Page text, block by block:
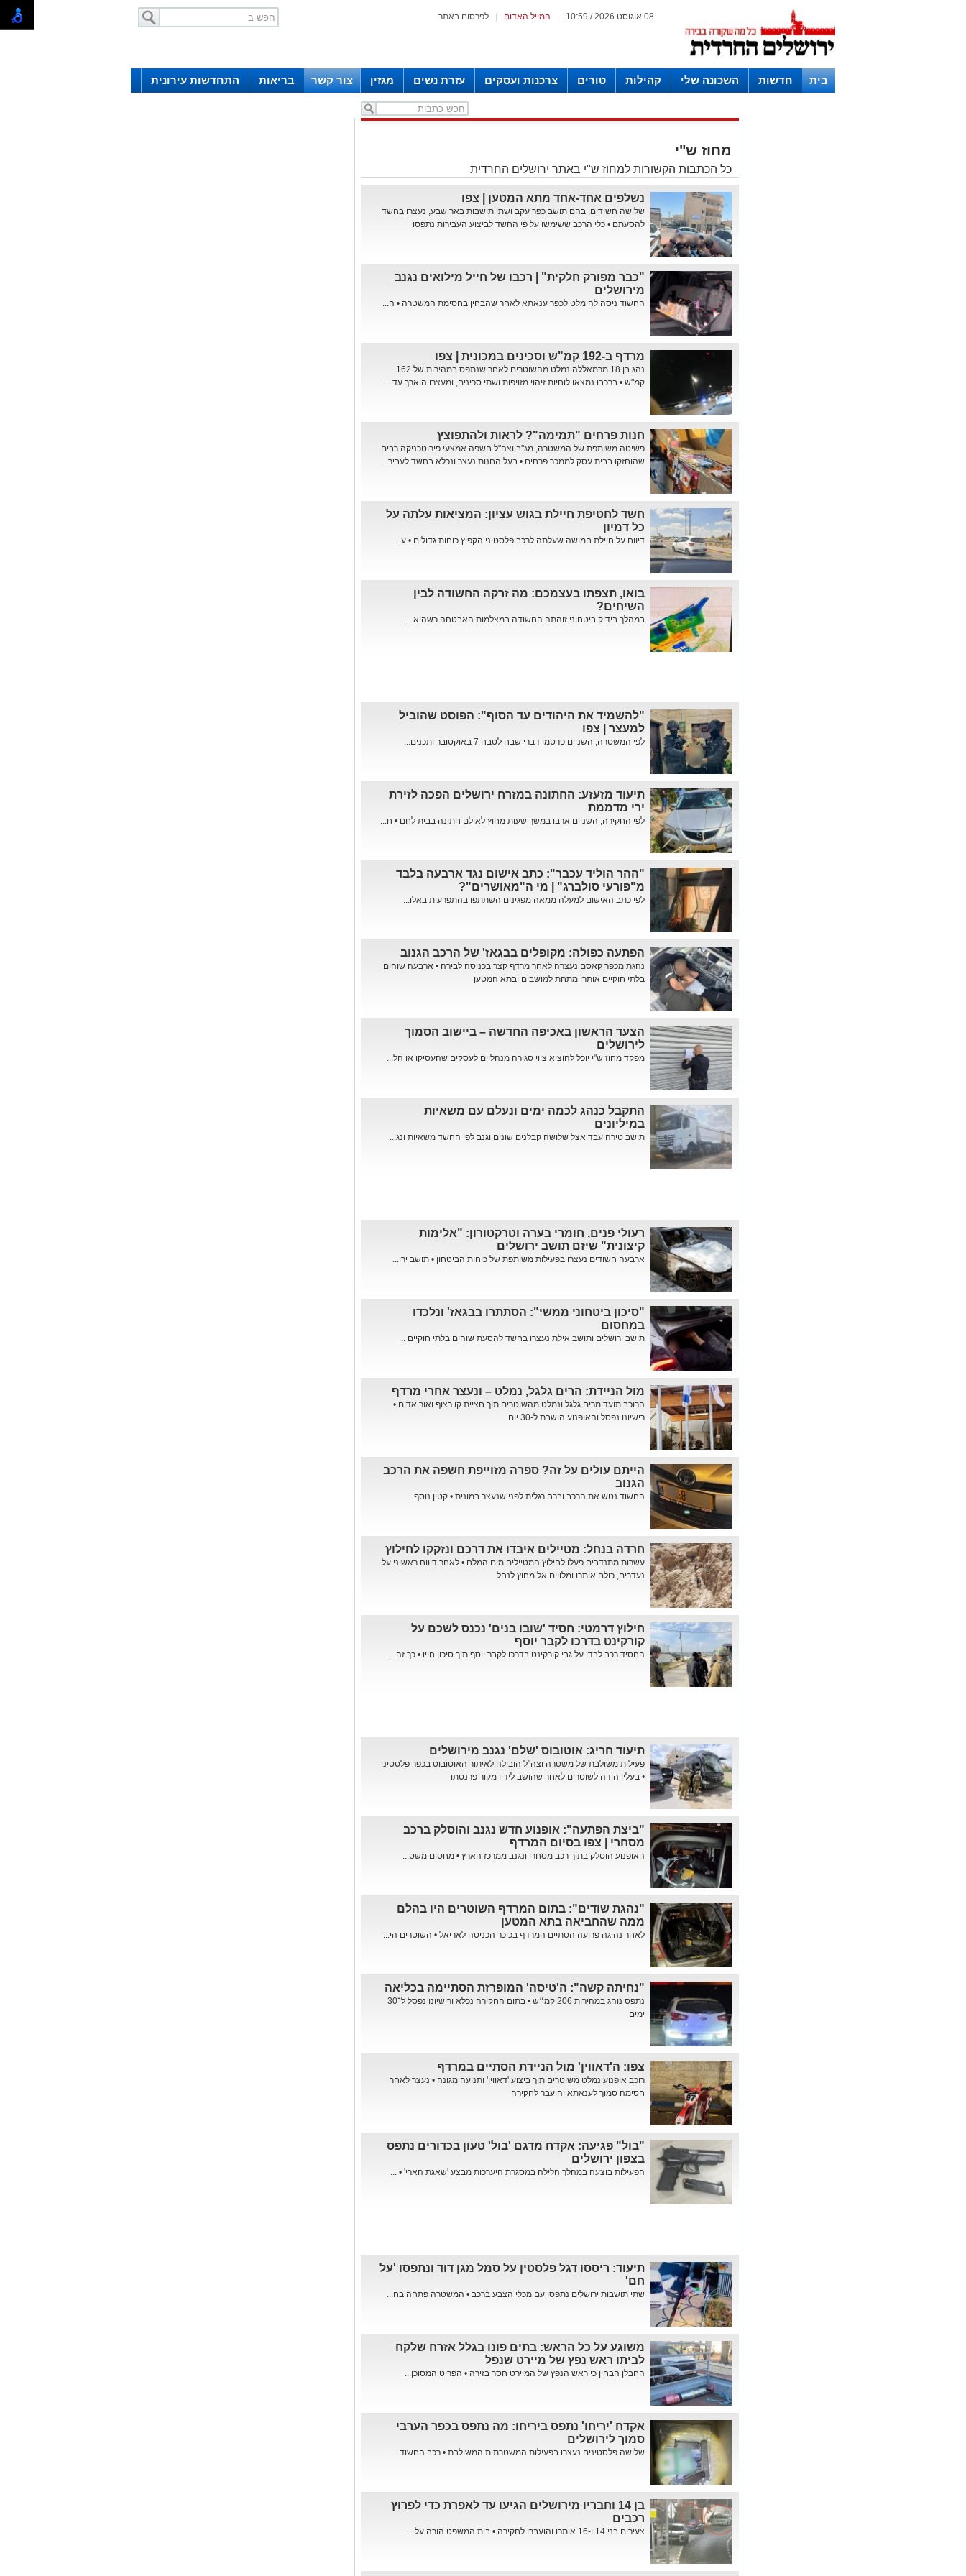
לפרסום באתר המייל האדום 08 אוגוסט 2026 / 10:59
בית חדשות השכונה שלי קהילות טורים צרכנות ועסקים עזרת נשים מגזין צור קשר בריאות
התחדשות עירונית
מחוז ש"י
כל הכתבות הקשורות למחוז ש"י באתר ירושלים החרדית
נשלפים אחד-אחד מתא המטען | צפו
שלושה חשודים, בהם תושב כפר עקב ושתי תושבות באר שבע, נעצרו בחשד
להסעתם • כלי הרכב ששימשו על פי החשד לביצוע העבירות נתפסו
"כבר מפורק חלקית" | רכבו של חייל מילואים נגנב
מירושלים
החשוד ניסה להימלט לכפר ענאתא לאחר שהבחין בחסימת המשטרה • ה...
מרדף ב-192 קמ"ש וסכינים במכונית | צפו
נהג בן 18 מרמאללה נמלט מהשוטרים לאחר שנתפס במהירות של 162
קמ"ש • ברכבו נמצאו לוחיות זיהוי מזויפות ושתי סכינים, ומעצרו הוארך עד ...
חנות פרחים "תמימה"? לראות ולהתפוצץ
פשיטה משותפת של המשטרה, מג"ב וצה"ל חשפה אמצעי פירוטכניקה רבים
שהוחזקו בבית עסק לממכר פרחים • בעל החנות נעצר ונכלא בחשד לעביר...
חשד לחטיפת חיילת בגוש עציון: המציאות עלתה על
כל דמיון
דיווח על חיילת חמושה שעלתה לרכב פלסטיני הקפיץ כוחות גדולים • ע...
בואו, תצפתו בעצמכם: מה זרקה החשודה לבין
השיחים?
במהלך בידוק ביטחוני זוהתה החשודה במצלמות האבטחה כשהיא...
"להשמיד את היהודים עד הסוף": הפוסט שהוביל
למעצר | צפו
לפי המשטרה, השניים פרסמו דברי שבח לטבח 7 באוקטובר ותכנים...
תיעוד מזעזע: החתונה במזרח ירושלים הפכה לזירת
ירי מדממת
לפי החקירה, השניים ארבו במשך שעות מחוץ לאולם חתונה בבית לחם • ח...
"ההר הוליד עכבר": כתב אישום נגד ארבעה בלבד
מ"פורעי סולברג" | מי ה"מאושרים"?
לפי כתב האישום למעלה ממאה מפגינים השתתפו בהתפרעות באלו...
הפתעה כפולה: מקופלים בבגאז' של הרכב הגנוב
נהגת מכפר קאסם נעצרה לאחר מרדף קצר בכניסה לבירה • ארבעה שוהים
בלתי חוקיים אותרו מתחת למושבים ובתא המטען
הצעד הראשון באכיפה החדשה – ביישוב הסמוך
לירושלים
מפקד מחוז ש"י יוכל להוציא צווי סגירה מנהליים לעסקים שהעסיקו או הל...
התקבל כנהג לכמה ימים ונעלם עם משאיות
במיליונים
תושב טירה עבד אצל שלושה קבלנים שונים וגנב לפי החשד משאיות ונג...
רעולי פנים, חומרי בערה וטרקטורון: "אלימות
קיצונית" שיזם תושב ירושלים
ארבעה חשודים נעצרו בפעילות משותפת של כוחות הביטחון • תושב ירו...
"סיכון ביטחוני ממשי": הסתתרו בבגאז' ונלכדו
במחסום
תושב ירושלים ותושב אילת נעצרו בחשד להסעת שוהים בלתי חוקיים ...
מול הניידת: הרים גלגל, נמלט – ונעצר אחרי מרדף
הרוכב תועד מרים גלגל ונמלט מהשוטרים תוך חציית קו רצוף ואור אדום •
רישיונו נפסל והאופנוע הושבת ל-30 יום
הייתם עולים על זה? ספרה מזוייפת חשפה את הרכב
הגנוב
החשוד נטש את הרכב וברח רגלית לפני שנעצר במונית • קטין נוסף...
חרדה בנחל: מטיילים איבדו את דרכם ונזקקו לחילוץ
עשרות מתנדבים פעלו לחילוץ המטיילים מים המלח • לאחר דיווח ראשוני על
נעדרים, כולם אותרו ומלווים אל מחוץ לנחל
חילוץ דרמטי: חסיד 'שובו בנים' נכנס לשכם על
קורקינט בדרכו לקבר יוסף
החסיד רכב לבדו על גבי קורקינט בדרכו לקבר יוסף תוך סיכון חייו • כך זה...
תיעוד חריג: אוטובוס 'שלם' נגנב מירושלים
פעילות משולבת של משטרה וצה"ל הובילה לאיתור האוטובוס בכפר פלסטיני
• בעליו הודה לשוטרים לאחר שהושב לידיו מקור פרנסתו
"ביצת הפתעה": אופנוע חדש נגנב והוסלק ברכב
מסחרי | צפו בסיום המרדף
האופנוע הוסלק בתוך רכב מסחרי ונגנב ממרכז הארץ • מחסום משט...
"נהגת שודים": בתום המרדף השוטרים היו בהלם
ממה שהחביאה בתא המטען
לאחר נהיגה פרועה הסתיים המרדף בכיכר הכניסה לאריאל • השוטרים הי...
"נחיתה קשה": ה'טיסה' המופרזת הסתיימה בכליאה
נתפס נוהג במהירות 206 קמ״ש • בתום החקירה נכלא ורישיונו נפסל ל־30
ימים
צפו: ה'דאווין' מול הניידת הסתיים במרדף
רוכב אופנוע נמלט משוטרים תוך ביצוע 'דאווין' ותנועה מגונה • נעצר לאחר
חסימה סמוך לענאתא והועבר לחקירה
"בול" פגיעה: אקדח מדגם 'בול' טעון בכדורים נתפס
בצפון ירושלים
הפעילות בוצעה במהלך הלילה במסגרת היערכות מבצע 'שאגת הארי' • ...
תיעוד: ריססו דגל פלסטין על סמל מגן דוד ונתפסו 'על
חם'
שתי תושבות ירושלים נתפסו עם מכלי הצבע ברכב • המשטרה פתחה בח...
משוגע על כל הראש: בתים פונו בגלל אזרח שלקח
לביתו ראש נפץ של מיירט שנפל
החבלן הבחין כי ראש הנפץ של המיירט חסר בזירה • הפריט המסוכן...
אקדח 'יריחו' נתפס ביריחו: מה נתפס בכפר הערבי
סמוך לירושלים
שלושה פלסטינים נעצרו בפעילות המשטרתית המשולבת • רכב החשוד...
בן 14 וחבריו מירושלים הגיעו עד לאפרת כדי לפרוץ
רכבים
צעירים בני 14 ו-16 אותרו והועברו לחקירה • בית המשפט הורה על ...